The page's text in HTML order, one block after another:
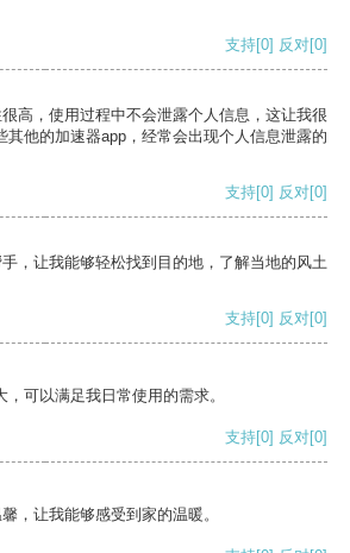
支持[0] 反对[0]
高，使用过程中不会泄露个人信息，这让我很
其他的加速器app，经常会出现个人信息泄露的
支持[0] 反对[0]
，让我能够轻松找到目的地，了解当地的风土
支持[0] 反对[0]
可以满足我日常使用的需求。
支持[0] 反对[0]
，让我能够感受到家的温暖。